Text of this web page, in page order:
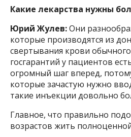
Какие лекарства нужны
Юрий Жулев:Они
которые производятся из
свертывания крови
госгарантий у пациентов
огромный шаг вперед,
которые зачастую нужно
такие инъекции довольно
Главное, что правильно
возрастов жить